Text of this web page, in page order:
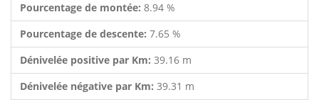
Pourcentage de montée: 8.94 %
Pourcentage de descente: 7.65 %
Dénivelée positive par Km: 39.16 m
Dénivelée négative par Km: 39.31 m